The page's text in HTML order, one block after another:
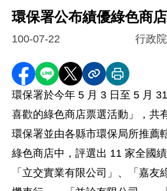
環保署公布績優綠色商
100-07-22 行政
分享至 Facebook
分享到 LINE
分享到 X分享內容連結
列印本頁
環保署於今年 5 月 3 日至 5 月
喜歡的綠色商店票選活動」，共
環保署並由各縣市環保局所推薦
綠色商店中，評選出 11 家全國
「立交實業有限公司」、「嘉友